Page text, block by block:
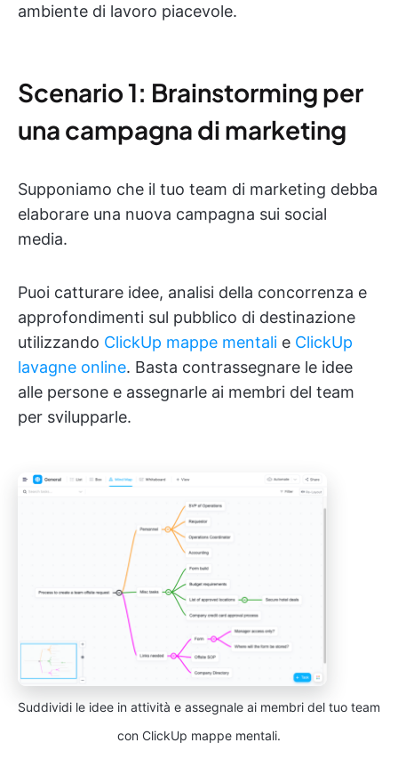
ambiente di lavoro piacevole.
Scenario 1: Brainstorming per
una campagna di marketing
Supponiamo che il tuo team di marketing debba
elaborare una nuova campagna sui social
media.
Puoi catturare idee, analisi della concorrenza e
approfondimenti sul pubblico di destinazione
utilizzando ClickUp mappe mentali e ClickUp
lavagne online. Basta contrassegnare le idee
alle persone e assegnarle ai membri del team
per svilupparle.
Suddividi le idee in attività e assegnale ai membri del tuo team
con ClickUp mappe mentali.